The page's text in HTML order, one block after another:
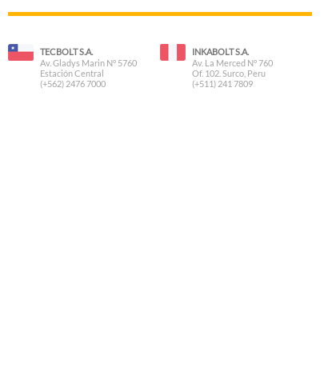
TECBOLT S.A.
Av. Gladys Marin N° 5760
Estación Central
(+562) 2476 7000
INKABOLT S.A.
Av. La Merced N° 760
Of. 102. Surco, Peru
(+511) 241 7809